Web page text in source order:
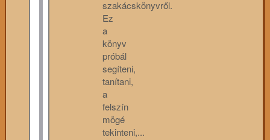
szakácskönyvről.
Ez
a
könyv
próbál
segíteni,
tanítani,
a
felszín
mögé
tekinteni,...